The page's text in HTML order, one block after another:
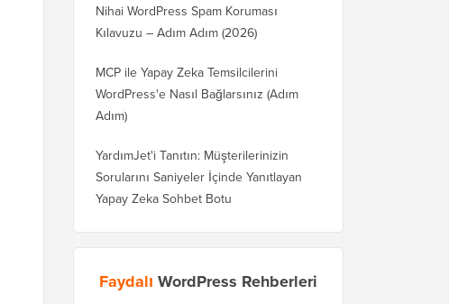
Nihai WordPress Spam Koruması
Kılavuzu – Adım Adım (2026)
MCP ile Yapay Zeka Temsilcilerini
WordPress'e Nasıl Bağlarsınız (Adım
Adım)
YardımJet'i Tanıtın: Müşterilerinizin
Sorularını Saniyeler İçinde Yanıtlayan
Yapay Zeka Sohbet Botu
Faydalı WordPress Rehberleri